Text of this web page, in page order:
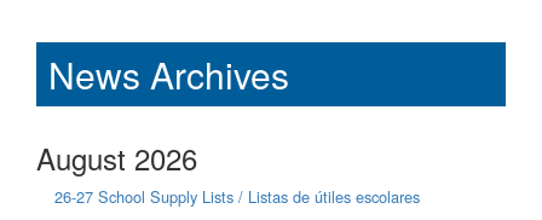
News Archives
August 2026
26-27 School Supply Lists / Listas de útiles escolares